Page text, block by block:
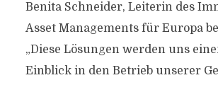
Benita Schneider, Leiterin des
Asset Managements für Europa
„Diese Lösungen werden uns
Einblick in den Betrieb unserer